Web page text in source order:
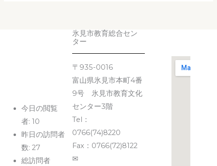
今日の閲覧
者: 10
昨日の訪問者
数: 27
総訪問者
氷見市教育総合セン
ター
〒935-0016
富山県氷見市本町4番
9号 氷見市教育文化
センター3階
Tel：
0766(74)8220
Fax：0766(72)8122
✉